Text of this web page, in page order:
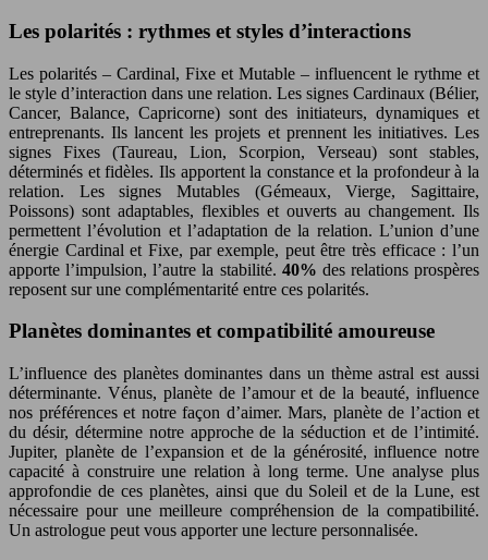
Les polarités : rythmes et styles d’interactions
Les polarités – Cardinal, Fixe et Mutable – influencent le rythme et
le style d’interaction dans une relation. Les signes Cardinaux (Bélier,
Cancer, Balance, Capricorne) sont des initiateurs, dynamiques et
entreprenants. Ils lancent les projets et prennent les initiatives. Les
signes Fixes (Taureau, Lion, Scorpion, Verseau) sont stables,
déterminés et fidèles. Ils apportent la constance et la profondeur à la
relation. Les signes Mutables (Gémeaux, Vierge, Sagittaire,
Poissons) sont adaptables, flexibles et ouverts au changement. Ils
permettent l’évolution et l’adaptation de la relation. L’union d’une
énergie Cardinal et Fixe, par exemple, peut être très efficace : l’un
apporte l’impulsion, l’autre la stabilité. 40% des relations prospères
reposent sur une complémentarité entre ces polarités.
Planètes dominantes et compatibilité amoureuse
L’influence des planètes dominantes dans un thème astral est aussi
déterminante. Vénus, planète de l’amour et de la beauté, influence
nos préférences et notre façon d’aimer. Mars, planète de l’action et
du désir, détermine notre approche de la séduction et de l’intimité.
Jupiter, planète de l’expansion et de la générosité, influence notre
capacité à construire une relation à long terme. Une analyse plus
approfondie de ces planètes, ainsi que du Soleil et de la Lune, est
nécessaire pour une meilleure compréhension de la compatibilité.
Un astrologue peut vous apporter une lecture personnalisée.